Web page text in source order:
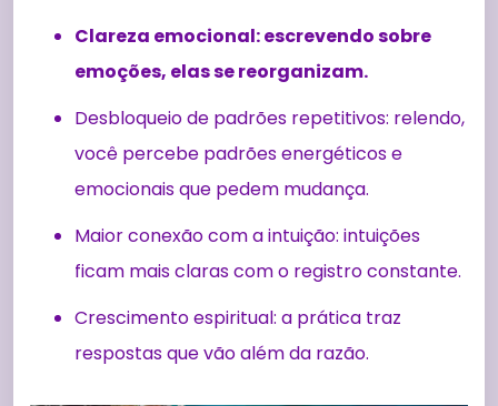
Clareza emocional: escrevendo sobre
emoções, elas se reorganizam.
Desbloqueio de padrões repetitivos: relendo,
você percebe padrões energéticos e
emocionais que pedem mudança.
Maior conexão com a intuição: intuições
ficam mais claras com o registro constante.
Crescimento espiritual: a prática traz
respostas que vão além da razão.